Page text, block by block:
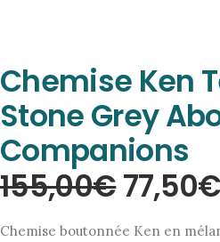
Chemise Ken
Stone Grey
Companions
155,00€Le
prix
77,50€
Chemise boutonnée Ken en